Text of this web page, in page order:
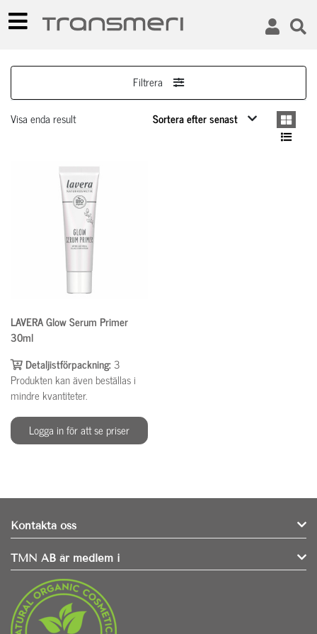
Filtrera
Visa enda result
LAVERA Glow Serum Primer
30ml
Detaljistförpackning:3
Produkten kan även beställas i
mindre kvantiteter.
Logga in för att se priser
Kontakta oss
TMN AB är medlem i